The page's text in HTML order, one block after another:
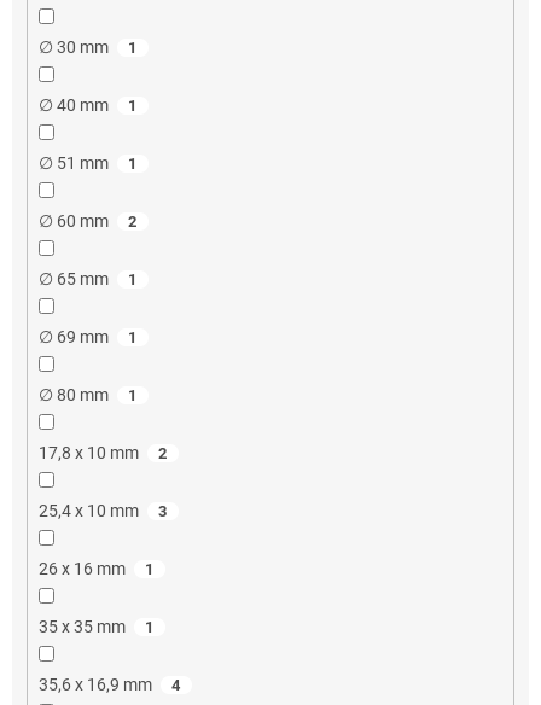
∅ 30 mm 1
∅ 40 mm 1
∅ 51 mm 1
∅ 60 mm 2
∅ 65 mm 1
∅ 69 mm 1
∅ 80 mm 1
17,8 x 10 mm 2
25,4 x 10 mm 3
26 x 16 mm 1
35 x 35 mm 1
35,6 x 16,9 mm 4